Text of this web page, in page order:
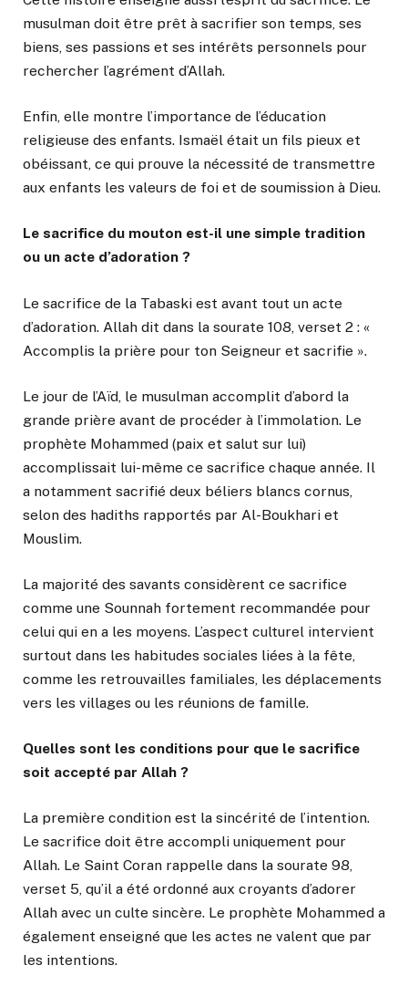
musulman doit être prêt à sacrifier son temps, ses
biens, ses passions et ses intérêts personnels pour
rechercher l’agrément d’Allah.
Enfin, elle montre l’importance de l’éducation
religieuse des enfants. Ismaël était un fils pieux et
obéissant, ce qui prouve la nécessité de transmettre
aux enfants les valeurs de foi et de soumission à Dieu.
Le sacrifice du mouton est-il une simple tradition
ou un acte d’adoration ?
Le sacrifice de la Tabaski est avant tout un acte
d’adoration. Allah dit dans la sourate 108, verset 2 : «
Accomplis la prière pour ton Seigneur et sacrifie ».
Le jour de l’Aïd, le musulman accomplit d’abord la
grande prière avant de procéder à l’immolation. Le
prophète Mohammed (paix et salut sur lui)
accomplissait lui-même ce sacrifice chaque année. Il
a notamment sacrifié deux béliers blancs cornus,
selon des hadiths rapportés par Al-Boukhari et
Mouslim.
La majorité des savants considèrent ce sacrifice
comme une Sounnah fortement recommandée pour
celui qui en a les moyens. L’aspect culturel intervient
surtout dans les habitudes sociales liées à la fête,
comme les retrouvailles familiales, les déplacements
vers les villages ou les réunions de famille.
Quelles sont les conditions pour que le sacrifice
soit accepté par Allah ?
La première condition est la sincérité de l’intention.
Le sacrifice doit être accompli uniquement pour
Allah. Le Saint Coran rappelle dans la sourate 98,
verset 5, qu’il a été ordonné aux croyants d’adorer
Allah avec un culte sincère. Le prophète Mohammed a
également enseigné que les actes ne valent que par
les intentions.